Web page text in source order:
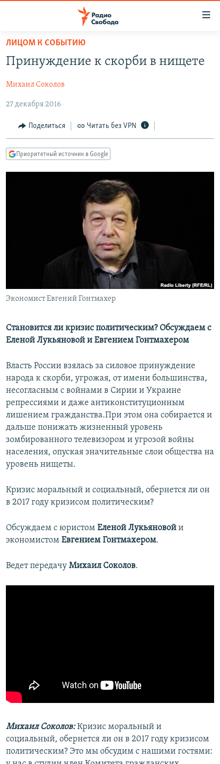
упрощенного
доступа
содержанию
Вернутся
главной
навигации
Вернутся
ПОДКАСТЫ
АВТОРСКИЕ ПРОЕКТЫ
ЦИТАТЫ СВОБОДЫ
МНЕНИЯ
КУЛЬТУРА
IDEL.РЕАЛИИ
РАСПИСАНИЕ ВЕЩАНИЯ
ПОДПИШИТЕСЬ НА РАССЫЛКУ
Все сайты РСЕ/РС
ЛИЦОМ К СОБЫТИЮ
Принуждение к скорби в нищете
Михаил Соколов
27 декабря 2016
Поделиться Читать без VPN
Приоритетный источник в Google
Экономист Евгений Гонтмахер
Становится ли кризис политическим? Обсуждаем с
Еленой Лукьяновой и Евгением Гонтмахером
Власть России взялась за силовое принуждение
народа к скорби, угрожая, от имени большинства,
несогласным с войнами в Сирии и Украине
репрессиями и даже антиконституционным
лишением гражданства.При этом она собирается и
дальше понижать жизненный уровень
зомбированного телевизором и угрозой войны
населения, опуская значительные слои общества на
уровень нищеты.
Кризис моральный и социальный, обернется ли он
в 2017 году кризисом политическим?
Обсуждаем с юристом Еленой Лукьяновой и
экономистом Евгением Гонтмахером.
Ведет передачу Михаил Соколов.
Михаил Соколов:Кризис моральный и
социальный, обернется ли он в 2017 году кризисом
политическим? Это мы обсудим с нашими гостями: